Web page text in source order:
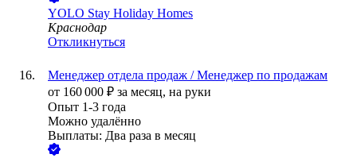
YOLO Stay Holiday Homes
Краснодар
Откликнуться
Менеджер отдела продаж / Менеджер по продажам
от 160 000 ₽ за месяц, на руки
Опыт 1-3 года
Можно удалённо
Выплаты: Два раза в месяц